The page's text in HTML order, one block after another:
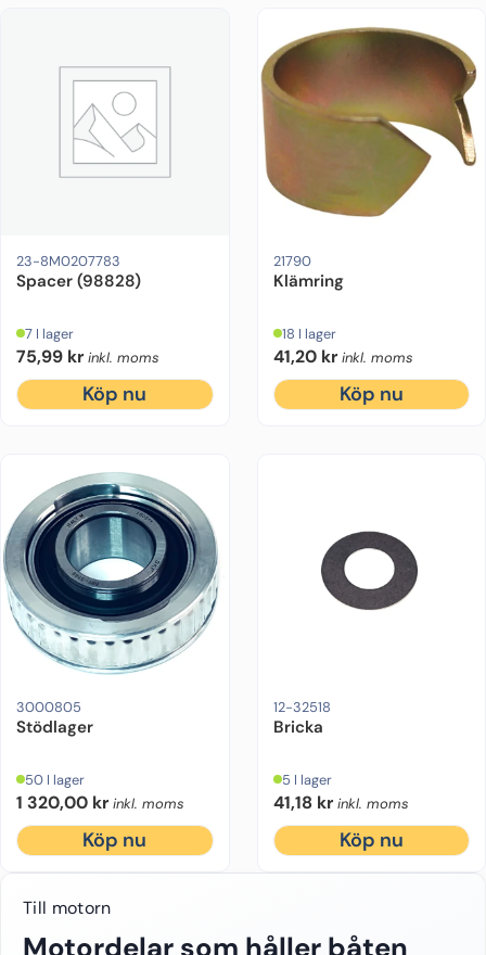
23-8M0207783
Spacer (98828)
7 I lager
75,99 kr inkl. moms
Köp nu
21790
Klämring
18 I lager
41,20 kr inkl. moms
Köp nu
3000805
Stödlager
50 I lager
1 320,00 kr inkl. moms
Köp nu
12-32518
Bricka
5 I lager
41,18 kr inkl. moms
Köp nu
Till motorn
Motordelar som håller båten